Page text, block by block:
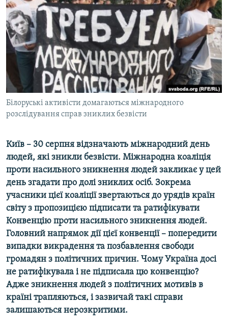
СВІТ
КИТАЙ.ВИКЛИКИ
МУЛЬТИМЕДІА
ФОТО
СПЕЦПРОЄКТИ
ПОДКАСТИ
КРИМ РЕАЛІЇ
УКР
КТАТ
ДОЛУЧАЙСЯ!
Усі сайти RFE/RL
Білоруські активісти домагаються міжнародного
розслідування справ зниклих безвісти
Київ – 30 серпня відзначають міжнародний день
людей, які зникли безвісти. Міжнародна коаліція
проти насильного зникнення людей закликає у цей
день згадати про долі зниклих осіб. Зокрема
учасники цієї коаліції звертаються до урядів країн
світу з пропозицією підписати та ратифікувати
Конвенцію проти насильного зникнення людей.
Головний напрямок дії цієї конвенції – попередити
випадки викрадення та позбавлення свободи
громадян з політичних причин. Чому Україна досі
не ратифікувала і не підписала цю конвенцію?
Адже зникнення людей з політичних мотивів в
країні трапляються, і зазвичай такі справи
залишаються нерозкритими.